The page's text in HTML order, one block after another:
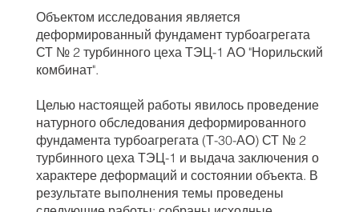
Объектом исследования является
деформированный фундамент турбоагрегата
СТ № 2 турбинного цеха ТЭЦ-1 АО "Норильский
комбинат".
Целью настоящей работы явилось проведение
натурного обследования деформированного
фундамента турбоагрегата (Т-30-АО) СТ № 2
турбинного цеха ТЭЦ-1 и выдача заключения о
характере деформаций и состоянии объекта. В
результате выполнения темы проведены